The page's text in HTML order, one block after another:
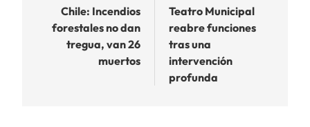
entradas
Chile: Incendios
forestales no dan
tregua, van 26
muertos
Teatro Municipal
reabre funciones
tras una
intervención
profunda